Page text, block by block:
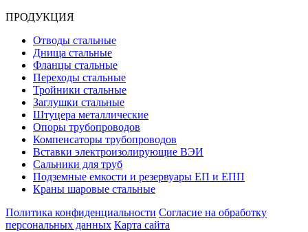
ПРОДУКЦИЯ
Отводы стальные
Днища стальные
Фланцы стальные
Переходы стальные
Тройники стальные
Заглушки стальные
Штуцера металлические
Опоры трубопроводов
Компенсаторы трубопроводов
Вставки электроизолирующие ВЭИ
Сальники для труб
Подземные емкости и резервуары ЕП и ЕПП
Краны шаровые стальные
Политика конфиденциальности Согласие на обработку
персональных данных Карта сайта